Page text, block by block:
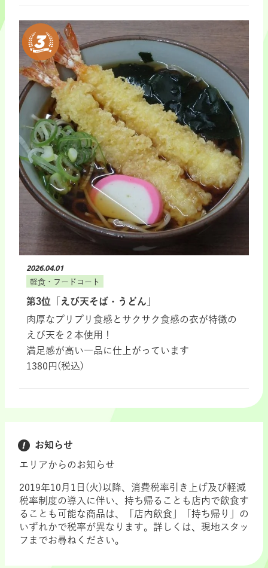
2026.04.01
軽食・フードコート
第3位「えび天そば・うどん」
肉厚なプリプリ食感とサクサク食感の衣が特徴の
えび天を２本使用！
満足感が高い一品に仕上がっています
1380円(税込)
お知らせ
エリアからのお知らせ
2019年10月1日(火)以降、消費税率引き上げ及び軽減
税率制度の導入に伴い、持ち帰ることも店内で飲食す
ることも可能な商品は、「店内飲食」「持ち帰り」の
いずれかで税率が異なります。詳しくは、現地スタッ
フまでお尋ねください。